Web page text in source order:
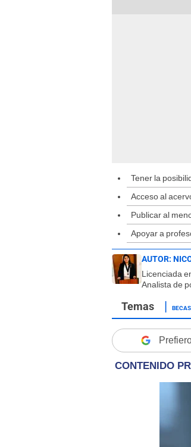
Tener la
Acceso al
Publicar al
Apoyar a
AUTOR:
Licenciada
Analista de
BECAS